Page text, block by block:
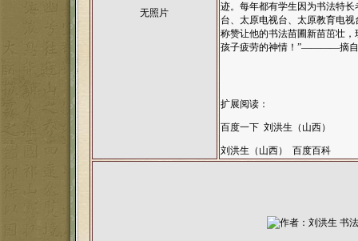
无照片
迹。每年都有学生因为书法特
台、太原电视台、太原教育电视
称赞让他的书法苗圃新苗茁壮
孩子疲劳的神情！”————摘自
扩展阅读：
百度一下 刘洪生（山西）
刘洪生（山西） 百度百科